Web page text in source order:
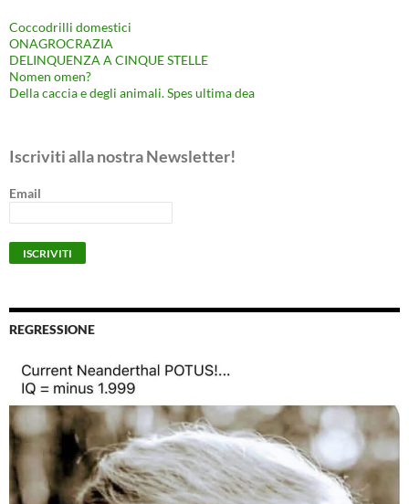
Coccodrilli domestici
ONAGROCRAZIA
DELINQUENZA A CINQUE STELLE
Nomen omen?
Della caccia e degli animali. Spes ultima dea
Iscriviti alla nostra Newsletter!
Email
REGRESSIONE